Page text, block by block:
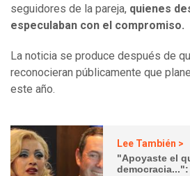
seguidores de la pareja, quienes
especulaban con el compromiso.
La noticia se produce después de
reconocieran públicamente que
este año.
Lee También >
"Apoyaste el